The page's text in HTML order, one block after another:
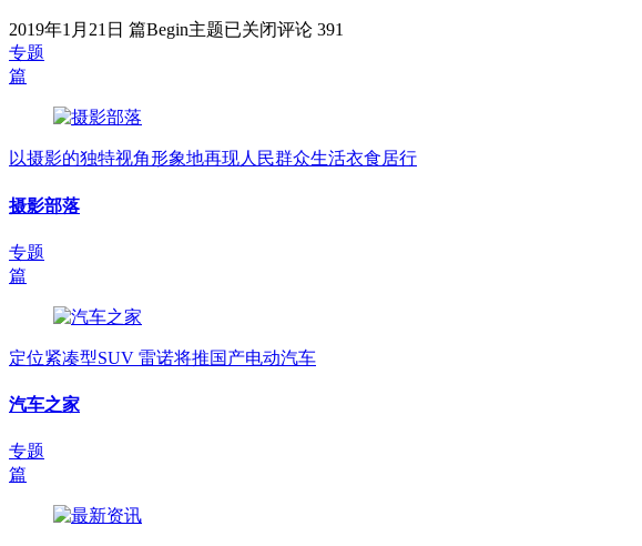
2019年1月21日 篇Begin主题已关闭评论 391
专题
篇
以摄影的独特视角形象地再现人民群众生活衣食居行
摄影部落
专题
篇
定位紧凑型SUV 雷诺将推国产电动汽车
汽车之家
专题
篇